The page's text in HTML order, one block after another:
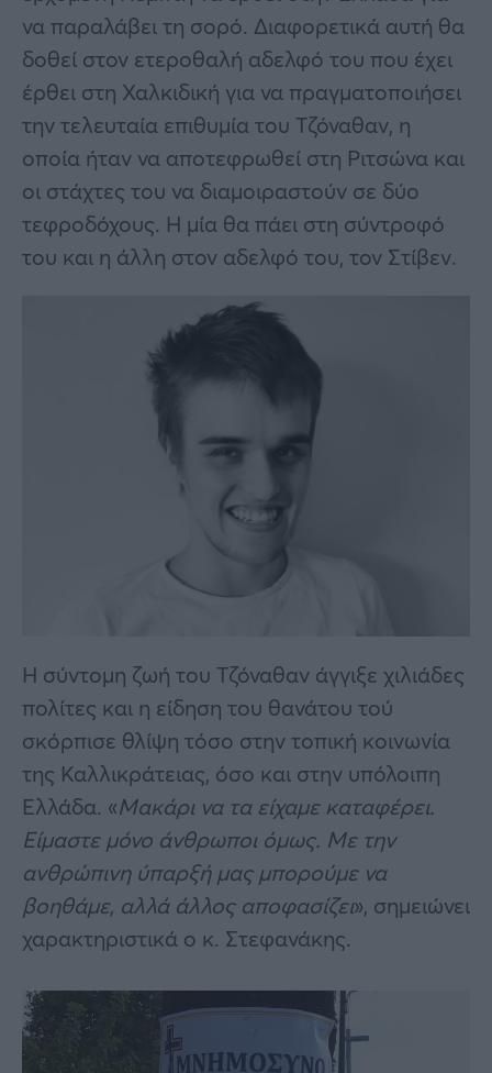
να παραλάβει τη σορό. Διαφορετικά αυτή θα
δοθεί στον ετεροθαλή αδελφό του που έχει
έρθει στη Χαλκιδική για να πραγματοποιήσει
την τελευταία επιθυμία του Τζόναθαν, η
οποία ήταν να αποτεφρωθεί στη Ριτσώνα και
οι στάχτες του να διαμοιραστούν σε δύο
τεφροδόχους. Η μία θα πάει στη σύντροφό
του και η άλλη στον αδελφό του, τον Στίβεν.
Η σύντομη ζωή του Τζόναθαν άγγιξε χιλιάδες
πολίτες και η είδηση του θανάτου τού
σκόρπισε θλίψη τόσο στην τοπική κοινωνία
της Καλλικράτειας, όσο και στην υπόλοιπη
Ελλάδα. «Μακάρι να τα είχαμε καταφέρει.
Είμαστε μόνο άνθρωποι όμως. Με την
ανθρώπινη ύπαρξή μας μπορούμε να
βοηθάμε, αλλά άλλος αποφασίζει», σημειώνει
χαρακτηριστικά ο κ. Στεφανάκης.